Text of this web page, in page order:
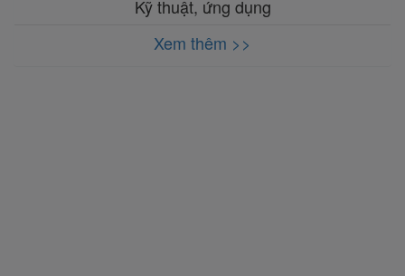
Kỹ thuật, ứng dụng
Xem thêm >>